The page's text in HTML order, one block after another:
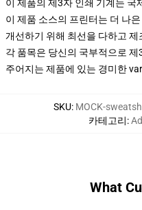
이 제품의 제3자 인쇄 기계는 국
이 제품 소스의 프린터는 더 나
개선하기 위해 최선을 다하고 제
각 품목은 당신의 국부적으로
주어지는 제품에 있는 경미한
SKU: MOCK-
카테고리:
What